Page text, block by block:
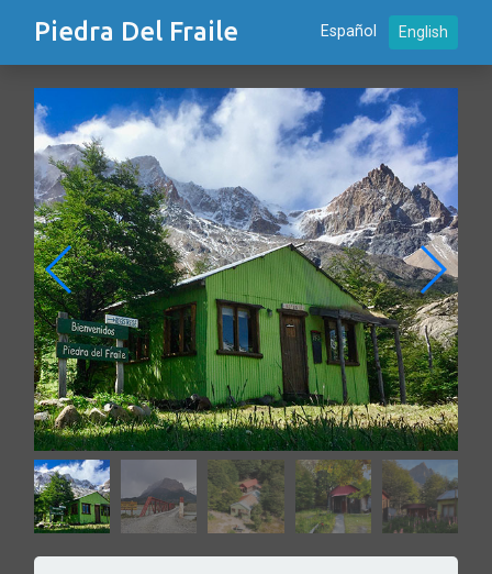
Piedra Del Fraile Español English